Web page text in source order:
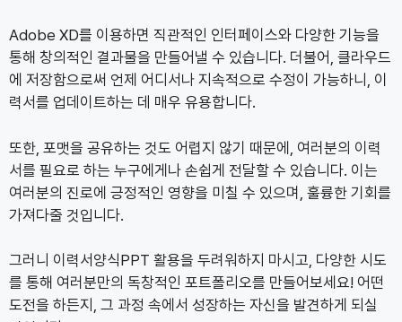
Adobe XD를 이용하면 직관적인 인터페이스와 다양한 기능을
통해 창의적인 결과물을 만들어낼 수 있습니다. 더불어, 클라우드
에 저장함으로써 언제 어디서나 지속적으로 수정이 가능하니, 이
력서를 업데이트하는 데 매우 유용합니다.
또한, 포맷을 공유하는 것도 어렵지 않기 때문에, 여러분의 이력
서를 필요로 하는 누구에게나 손쉽게 전달할 수 있습니다. 이는
여러분의 진로에 긍정적인 영향을 미칠 수 있으며, 훌륭한 기회를
가져다줄 것입니다.
그러니 이력서양식PPT 활용을 두려워하지 마시고, 다양한 시도
를 통해 여러분만의 독창적인 포트폴리오를 만들어보세요! 어떤
도전을 하든지, 그 과정 속에서 성장하는 자신을 발견하게 되실